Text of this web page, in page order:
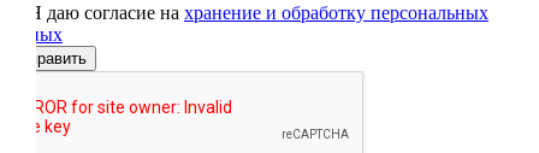
Я даю согласие на хранение и обработку персональных
данных
Отправить